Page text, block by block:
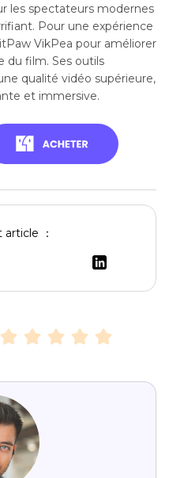
les spectateurs modernes
Pour une expérience
VikPea pour améliorer
du film. Ses outils
qualité vidéo supérieure,
et immersive.
：